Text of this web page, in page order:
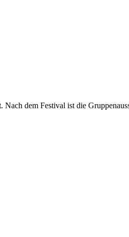
dem Festival ist die